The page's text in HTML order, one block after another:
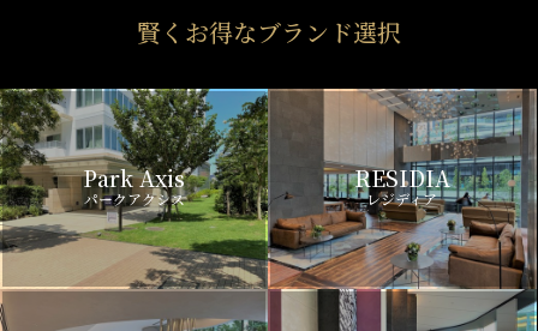
賢くお得なブランド選択
Park Axis
パークアクシス
RESIDIA
レジディア